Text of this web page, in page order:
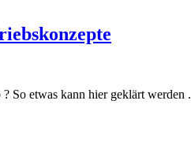
So etwas kann hier geklärt werden .